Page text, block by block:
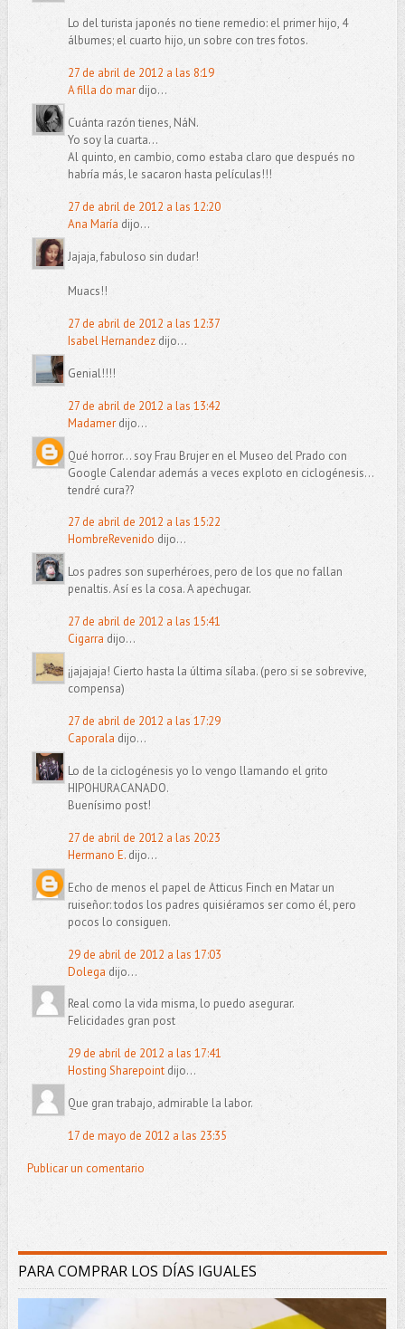
Lo del turista japonés no tiene remedio: el primer hijo, 4
álbumes; el cuarto hijo, un sobre con tres fotos.
27 de abril de 2012 a las 8:19
A filla do mardijo...
Cuánta razón tienes, NáN.
Yo soy la cuarta...
Al quinto, en cambio, como estaba claro que después no
habría más, le sacaron hasta películas!!!
27 de abril de 2012 a las 12:20
Ana María dijo...
Jajaja, fabuloso sin dudar!
Muacs!!
27 de abril de 2012 a las 12:37
Isabel Hernandezdijo...
Genial!!!!
27 de abril de 2012 a las 13:42
Madamerdijo...
Qué horror... soy Frau Brujer en el Museo del Prado con
Google Calendar además a veces exploto en ciclogénesis...
tendré cura??
27 de abril de 2012 a las 15:22
HombreRevenido dijo...
Los padres son superhéroes, pero de los que no fallan
penaltis. Así es la cosa. A apechugar.
27 de abril de 2012 a las 15:41
Cigarra dijo...
¡jajajaja! Cierto hasta la última sílaba. (pero si se sobrevive,
compensa)
27 de abril de 2012 a las 17:29
Caporala dijo...
Lo de la ciclogénesis yo lo vengo llamando el grito
HIPOHURACANADO.
Buenísimo post!
27 de abril de 2012 a las 20:23
Hermano E.dijo...
Echo de menos el papel de Atticus Finch en Matar un
ruiseñor: todos los padres quisiéramos ser como él, pero
pocos lo consiguen.
29 de abril de 2012 a las 17:03
Dolega dijo...
Real como la vida misma, lo puedo asegurar.
Felicidades gran post
29 de abril de 2012 a las 17:41
Hosting Sharepointdijo...
Que gran trabajo, admirable la labor.
17 de mayo de 2012 a las 23:35
Publicar un comentario
PARA COMPRAR LOS DÍAS IGUALES